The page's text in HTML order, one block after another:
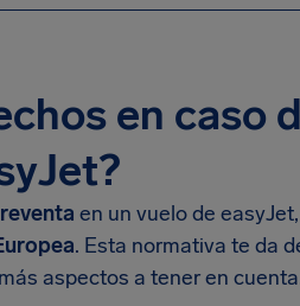
en caso
en un vuelo de
. Esta normativa te da
aspectos a tener en